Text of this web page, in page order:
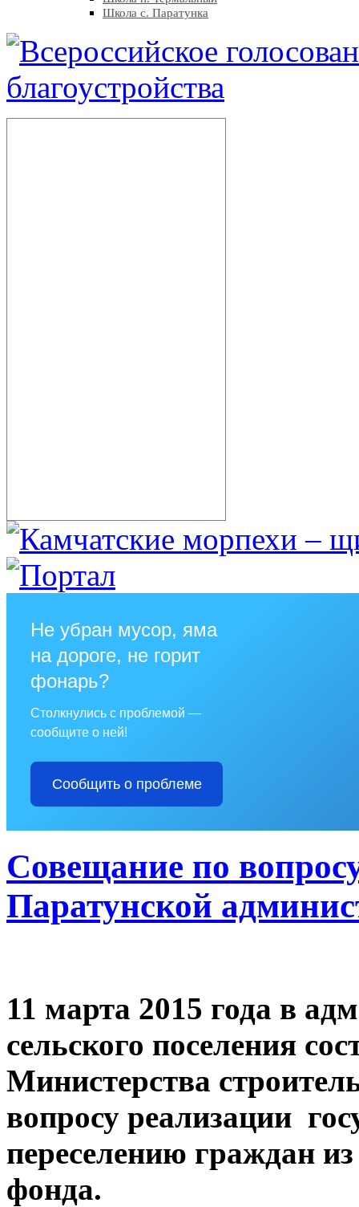
Школа с. Паратунка
Не убран мусор, яма
на дороге, не горит
фонарь?
Столкнулись с проблемой —
сообщите о ней!
Сообщить о проблеме
Совещание по
Паратунской
11 марта 2015 года в
сельского поселения
Министерства
вопросу реализации
переселению граждан
фонда.